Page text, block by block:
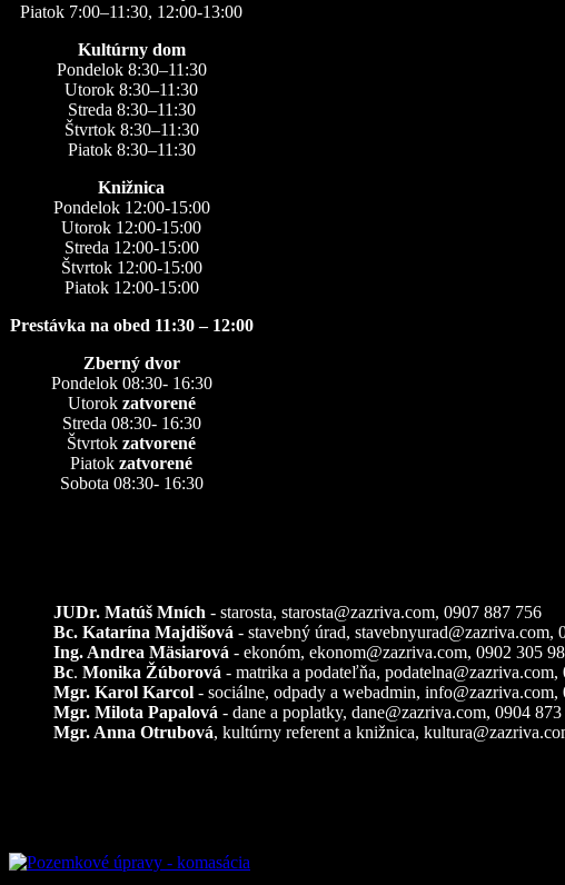
Piatok 7:00–11:30, 12:00-13:00
Kultúrny dom
Pondelok 8:30–11:30
Utorok 8:30–11:30
Streda 8:30–11:30
Štvrtok 8:30–11:30
Piatok 8:30–11:30
Knižnica
Pondelok 12:00-15:00
Utorok 12:00-15:00
Streda 12:00-15:00
Štvrtok 12:00-15:00
Piatok 12:00-15:00
Prestávka na obed 11:30 – 12:00
Zberný dvor
Pondelok 08:30- 16:30
Utorok zatvorené
Streda 08:30- 16:30
Štvrtok zatvorené
Piatok zatvorené
Sobota 08:30- 16:30
JUDr. Matúš Mních - starosta, starosta@zazriva.com, 0907 887 756
Bc. Katarína Majdišová - stavebný úrad, stavebnyurad@zazriva.com,
Ing. Andrea Mäsiarová - ekonóm, ekonom@zazriva.com, 0902 305
Bc. Monika Žúborová - matrika a podateľňa, podatelna@zazriva.com,
Mgr. Karol Karcol - sociálne, odpady a webadmin, info@zazriva.com,
Mgr. Milota Papalová - dane a poplatky, dane@zazriva.com, 0904
Mgr. Anna Otrubová, kultúrny referent a knižnica,